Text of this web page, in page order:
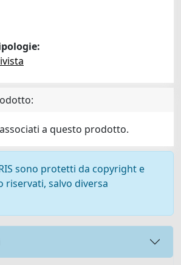
a questo prodotto.
sono protetti da copyright e
salvo diversa